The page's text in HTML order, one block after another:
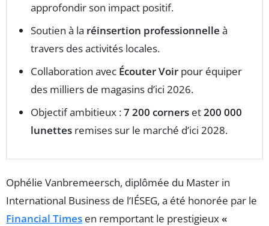
approfondir son impact positif.
Soutien à la réinsertion professionnelle à
travers des activités locales.
Collaboration avec Écouter Voir pour équiper
des milliers de magasins d’ici 2026.
Objectif ambitieux :7 200 corners et200 000
lunettes remises sur le marché d’ici 2028.
Ophélie Vanbremeersch, diplômée du Master in
International Business de l’IÉSEG, a été honorée par le
Financial Times en remportant le prestigieux«